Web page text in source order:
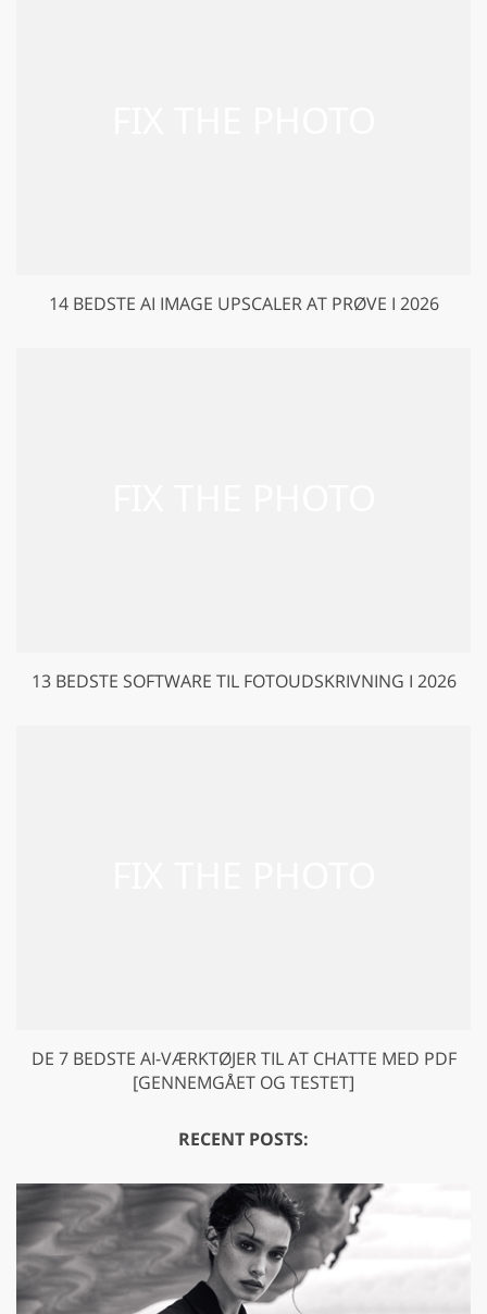
14 BEDSTE AI IMAGE UPSCALER AT PRØVE I 2026
13 BEDSTE SOFTWARE TIL FOTOUDSKRIVNING I 2026
DE 7 BEDSTE AI-VÆRKTØJER TIL AT CHATTE MED PDF
[GENNEMGÅET OG TESTET]
RECENT POSTS: